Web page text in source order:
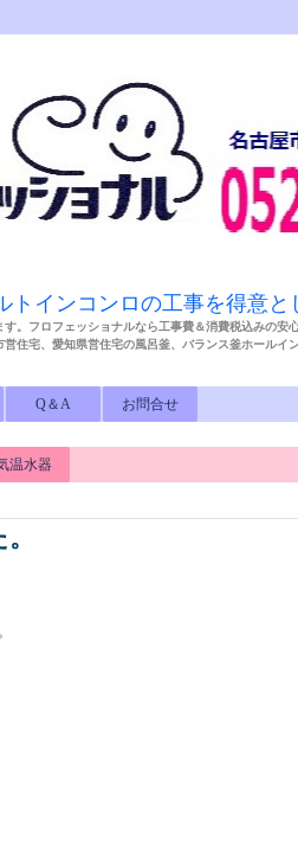
インコンロの工事を得意と
。フロフェッショナルなら工事費＆消費税込みの安
住宅、愛知県営住宅の風呂釜、バランス釜ホール
Q＆A お問合せ
温水器